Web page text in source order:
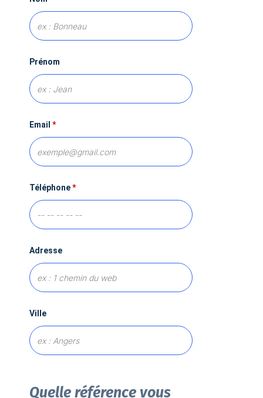
Prénom
Email *
Téléphone*
Adresse
Ville
Quelle référence vous